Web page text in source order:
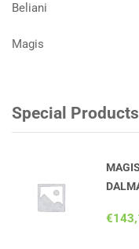
Beliani
Magis
Special Products
€